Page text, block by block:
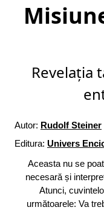
Revelația
Autor: Rudolf Steiner
Editura: Univers
Aceasta nu se
necesară și
Atunci,
următoarele: Va